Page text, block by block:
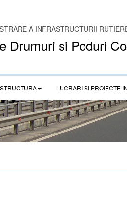
A INFRASTRUCTURII
Drumuri si Poduri
LUCRARI SI PROIECTE